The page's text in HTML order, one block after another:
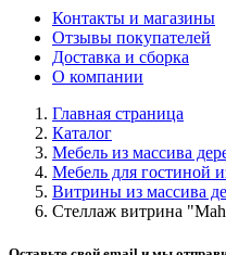
Контакты и магазины
Отзывы покупателей
Доставка и сборка
О компании
Главная страница
Каталог
Мебель из массива
Мебель для гостиной
Витрины из массива
Стеллаж витрина